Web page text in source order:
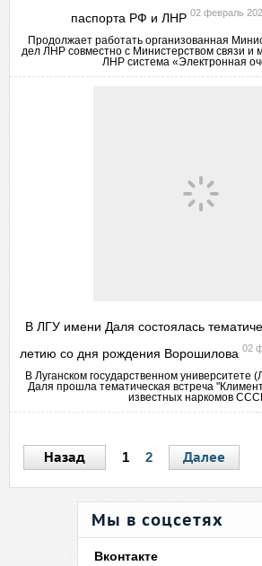
паспорта РФ и ЛНР 02 февраль
Продолжает работать организованная
дел ЛНР совместно с Министерством связи и
ЛНР система «Электронная
В ЛГУ имени Даля состоялась
летию со дня рождения Ворошилова 02
В Луганском государственном
Даля прошла тематическая встреча
известных наркомов
Назад 1 2 Далее
Мы в соцсетях
Вконтакте